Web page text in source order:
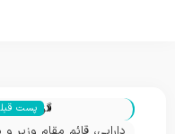
« پست
گزارش